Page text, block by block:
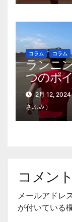
コラム コラム
ランニ
つのポ
2月 12,
さふみ）
コメン
メールアドレ
が付いている